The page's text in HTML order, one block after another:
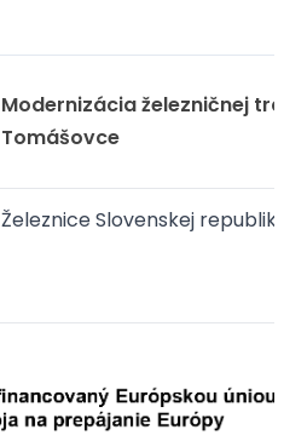
Modernizácia železničnej
Tomášovce
Železnice Slovenskej